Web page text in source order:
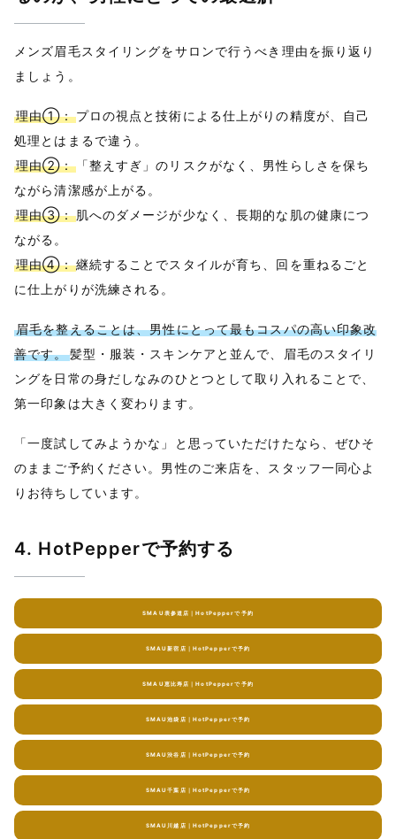
メンズ眉毛スタイリングをサロンで行うべき理由を振り返り
ましょう。
理由①：プロの視点と技術による仕上がりの精度が、自己
処理とはまるで違う。
理由②：「整えすぎ」のリスクがなく、男性らしさを保ち
ながら清潔感が上がる。
理由③：肌へのダメージが少なく、長期的な肌の健康につ
ながる。
理由④：継続することでスタイルが育ち、回を重ねるごと
に仕上がりが洗練される。
眉毛を整えることは、男性にとって最もコスパの高い印象改
善です。髪型・服装・スキンケアと並んで、眉毛のスタイリ
ングを日常の身だしなみのひとつとして取り入れることで、
第一印象は大きく変わります。
「一度試してみようかな」と思っていただけたなら、ぜひそ
のままご予約ください。男性のご来店を、スタッフ一同心よ
りお待ちしています。
4. HotPepperで予約する
SMAU表参道店｜HotPepperで予約
SMAU新宿店｜HotPepperで予約
SMAU恵比寿店｜HotPepperで予約
SMAU池袋店｜HotPepperで予約
SMAU渋谷店｜HotPepperで予約
SMAU千葉店｜HotPepperで予約
SMAU川越店｜HotPepperで予約